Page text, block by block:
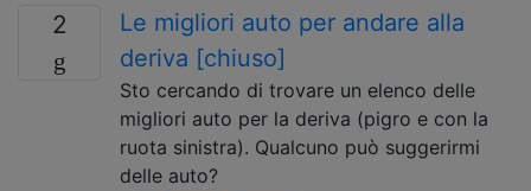
2
Le migliori auto per andare alla
deriva [chiuso]
Sto cercando di trovare un elenco delle
migliori auto per la deriva (pigro e con la
ruota sinistra). Qualcuno può suggerirmi
delle auto?